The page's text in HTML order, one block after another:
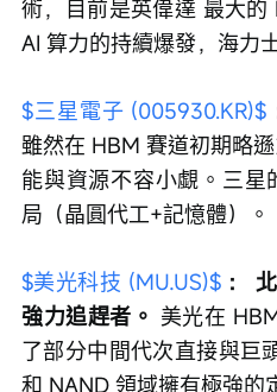
術，目前是英偉達 最大
AI 算力的持續爆發，海力
$三星電子 (005930.KR)$
雖然在 HBM 賽道初期略
能與資源不容小覷。三
局（晶圓代工+記憶體）。
$美光科技 (MU.US)$ ：
強力追趕者。 美光在
了部分中間代次直接與巨
和 NAND 領域擁有極強的